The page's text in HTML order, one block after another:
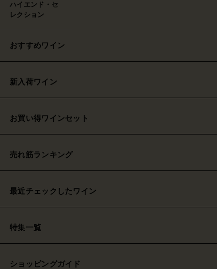
ハイエンド・セ
レクション
おすすめワイン
新入荷ワイン
お買い得ワインセット
売れ筋ランキング
最近チェックしたワイン
特集一覧
ショッピングガイド